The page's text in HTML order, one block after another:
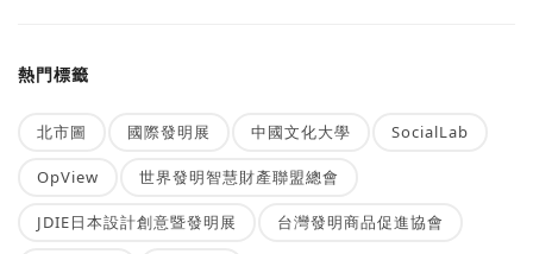
熱門標籤
北市圖 國際發明展 中國文化大學 SocialLab
OpView 世界發明智慧財產聯盟總會
JDIE日本設計創意暨發明展 台灣發明商品促進協會